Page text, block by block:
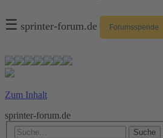
☰ sprinter-forum.de Forumsspende
Zum Inhalt
sprinter-forum.de
Suche